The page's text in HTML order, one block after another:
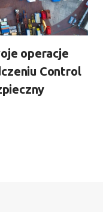
operacje
Control